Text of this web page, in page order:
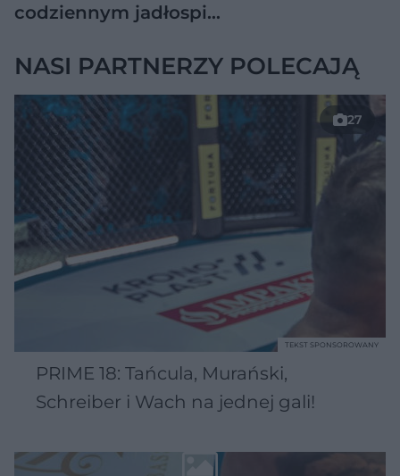
codziennym jadłospi…
NASI PARTNERZY POLECAJĄ
27
PRIME 18: Tańcula, Murański,
Schreiber i Wach na jednej gali!
TEKST SPONSOROWANY